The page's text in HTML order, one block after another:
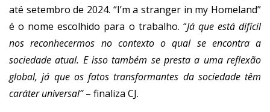
até setembro de 2024. “I’m a stranger in my Homeland”
é o nome escolhido para o trabalho. “Já que está difícil
nos reconhecermos no contexto o qual se encontra a
sociedade atual. E isso também se presta a uma reflexão
global, já que os fatos transformantes da sociedade têm
caráter universal”– finaliza CJ.